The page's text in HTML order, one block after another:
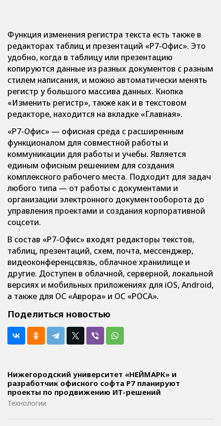
Функция изменения регистра текста есть также в
редакторах таблиц и презентаций «Р7-Офис». Это
удобно, когда в таблицу или презентацию
копируются данные из разных документов с разным
стилем написания, и можно автоматически менять
регистр у большого массива данных. Кнопка
«Изменить регистр», также как и в текстовом
редакторе, находится на вкладке «Главная».
«Р7-Офис» — офисная среда с расширенным
функционалом для совместной работы и
коммуникации для работы и учебы. Является
единым офисным решением для создания
комплексного рабочего места. Подходит для задач
любого типа — от работы с документами и
организации электронного документооборота до
управления проектами и создания корпоративной
соцсети.
В состав «Р7-Офис» входят редакторы текстов,
таблиц, презентаций, схем, почта, мессенджер,
видеоконференцсвязь, облачное хранилище и
другие. Доступен в облачной, серверной, локальной
версиях и мобильных приложениях для iOS, Android,
а также для ОС «Аврора» и ОС «РОСА».
Поделиться новостью
Нижегородский университет «НЕЙМАРК» и
разработчик офисного софта P7 планируют
проекты по продвижению ИТ-решений
Технологии